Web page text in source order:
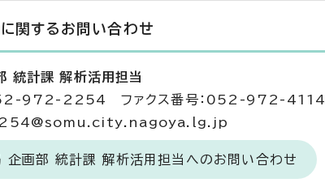
関する お問い合わせ
統計課 解析活用担当
972-2254 ファクス番号：052-972-4114
企画部 統計課 解析活用担当へのお問い合わせ